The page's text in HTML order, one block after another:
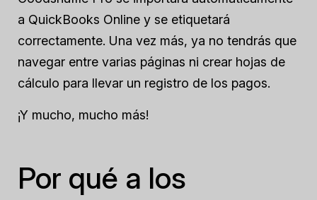
a QuickBooks Online y se etiquetará
correctamente. Una vez más, ya no tendrás que
navegar entre varias páginas ni crear hojas de
cálculo para llevar un registro de los pagos.
¡Y mucho, mucho más!
Por qué a los